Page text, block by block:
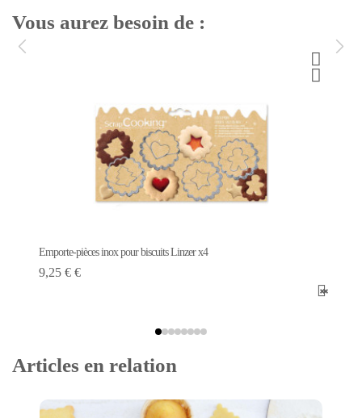
Vous aurez besoin de :
Emporte-pièces inox pour biscuits Linzer x4
9,25 € €
Articles en relation